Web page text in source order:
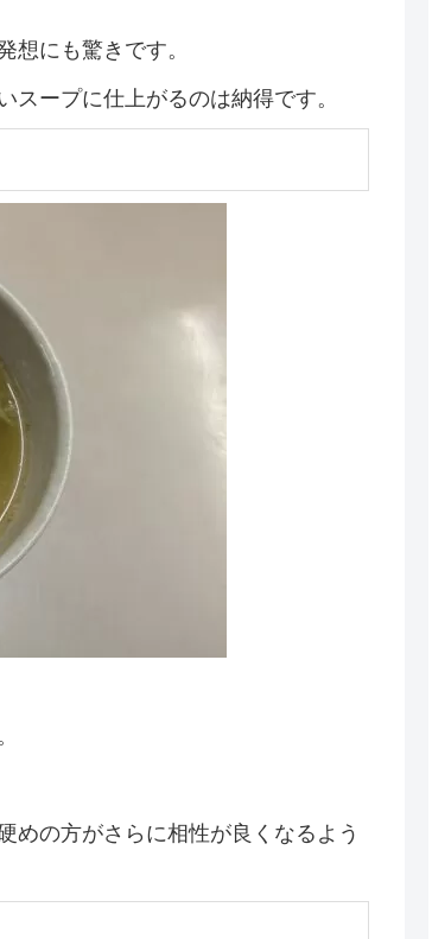
想にも驚きです。
ープに仕上がるのは納得です。
めの方がさらに相性が良くなるよう